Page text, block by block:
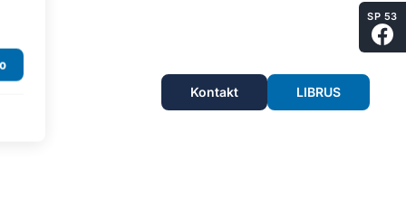
Kontakt LIBRUS
SP 53